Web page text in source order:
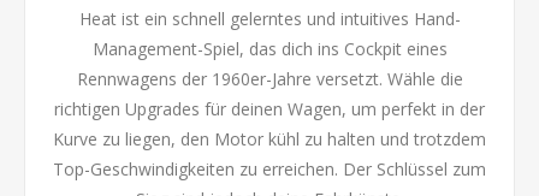
Heat ist ein schnell gelerntes und intuitives Hand-
Management-Spiel, das dich ins Cockpit eines
Rennwagens der 1960er-Jahre versetzt. Wähle die
richtigen Upgrades für deinen Wagen, um perfekt in der
Kurve zu liegen, den Motor kühl zu halten und trotzdem
Top-Geschwindigkeiten zu erreichen. Der Schlüssel zum